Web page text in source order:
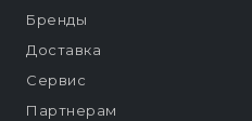
Бренды
Доставка
Сервис
Партнерам